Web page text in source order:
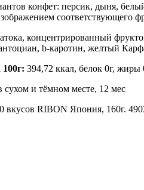
конфет: персик, дыня,
соответствующего
концентрированный
b-каротин, желтый
100г: 394,72 ккал, белок 0г, жиры
сухом и тёмном месте, 12 мес
вкусов RIBON Япония, 160г.